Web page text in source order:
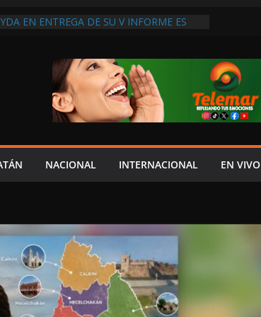
EN ENTREGA DE SU V INFORME ES
DEL AYUNTAMIENTO DE
A SAN AGUSTÍN OLÁ
EL PÉSIMO SERVICIO DE SALUD EN
DE LA LEOVIGILDO ACUSAN FALTA
DE ATENCIÓN”
DE CAMPAÑA; EXIGE REVISAR
UTILIZADOS
NACIONAL INTERNACIONAL EN VIVO